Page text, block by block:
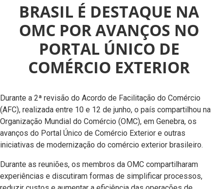
BRASIL É DESTAQUE NA
OMC POR AVANÇOS NO
PORTAL ÚNICO DE
COMÉRCIO EXTERIOR
Durante a 2ª revisão do Acordo de Facilitação do Comércio
(AFC), realizada entre 10 e 12 de junho, o país compartilhou na
Organização Mundial do Comércio (OMC), em Genebra, os
avanços do Portal Único de Comércio Exterior e outras
iniciativas de modernização do comércio exterior brasileiro.
Durante as reuniões, os membros da OMC compartilharam
experiências e discutiram formas de simplificar processos,